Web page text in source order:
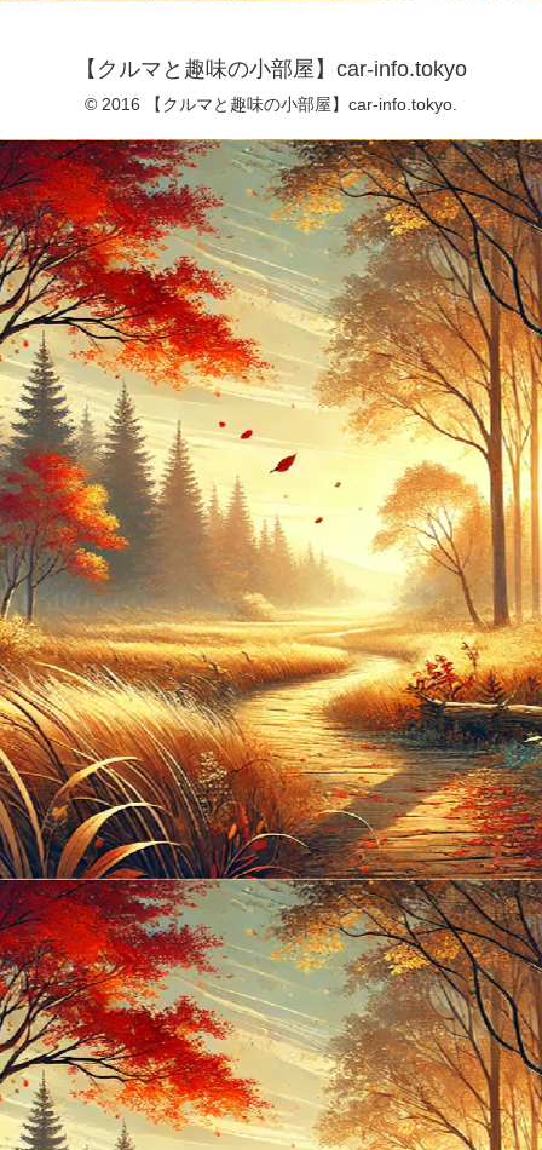
【クルマと趣味の小部屋】car-info.tokyo
© 2016 【クルマと趣味の小部屋】car-info.tokyo.